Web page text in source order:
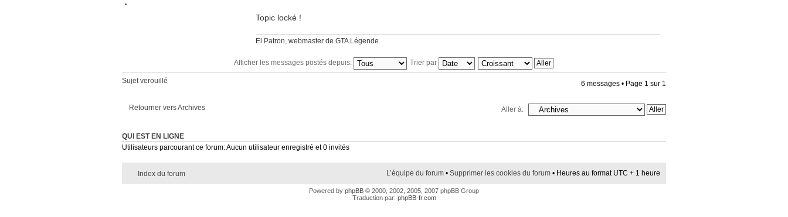
Topic locké !
El Patron, webmaster de GTA Légende
Afficher les messages postés depuis: Trier par
Sujet verouillé 6 messages • Page 1 sur 1
Retourner vers Archives Aller à:
QUI EST EN LIGNE
Utilisateurs parcourant ce forum: Aucun utilisateur enregistré et 0 invités
Index du forum L’équipe du forum • Supprimer les cookies du forum • Heures au format UTC + 1 heure
Powered by phpBB © 2000, 2002, 2005, 2007 phpBB Group
Traduction par: phpBB-fr.com